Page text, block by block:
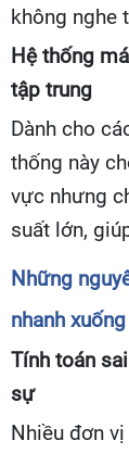
không nghe
Hệ thống
tập trung
Dành cho
thống này
vực nhưng
suất lớn,
Những
nhanh
Tính toán
sự
Nhiều đơn